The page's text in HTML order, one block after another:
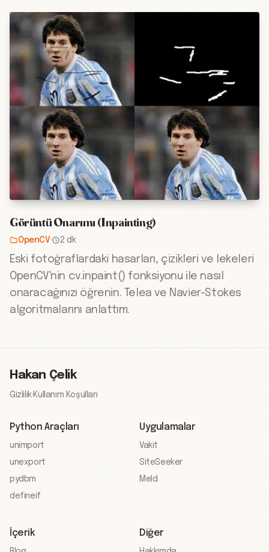
Görüntü Onarımı (Inpainting)
OpenCV· 2 dk
Eski fotoğraflardaki hasarları, çizikleri ve lekeleri
OpenCV'nin cv.inpaint() fonksiyonu ile nasıl
onaracağınızı öğrenin. Telea ve Navier-Stokes
algoritmalarını anlattım.
Hakan Çelik
Gizlilik·Kullanım Koşulları
Python Araçları
unimport
unexport
pydbm
defineif
Uygulamalar
Vakit
SiteSeeker
Meld
İçerik Diğer